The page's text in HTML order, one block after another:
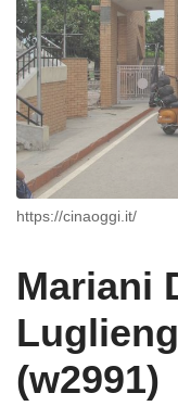
https://cinaoggi.it/
Mariani
(w2991)